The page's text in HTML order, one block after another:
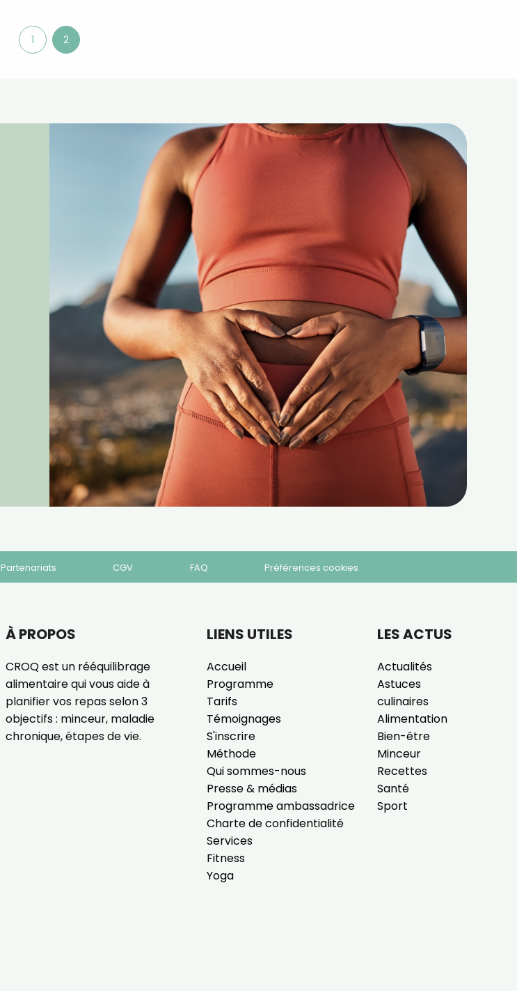
1 2
Partenariats CGV FAQ Préférences cookies
À PROPOS
CROQ est un rééquilibrage
alimentaire qui vous aide à
planifier vos repas selon 3
objectifs : minceur, maladie
chronique, étapes de vie.
LIENS UTILES
Accueil
Programme
Tarifs
Témoignages
S'inscrire
Méthode
Qui sommes-nous
Presse & médias
Programme ambassadrice
Charte de confidentialité
Services
Fitness
Yoga
LES ACTUS
Actualités
Astuces
culinaires
Alimentation
Bien-être
Minceur
Recettes
Santé
Sport